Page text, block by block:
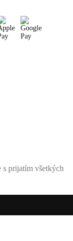
s prijatím všetkých